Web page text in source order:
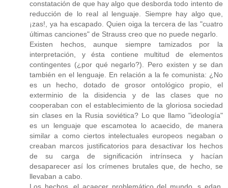
constatación de que hay algo que desborda todo intento de
reducción de lo real al lenguaje. Siempre hay algo que,
¡zas!, ya ha escapado. Quien oiga la tercera de las "cuatro
últimas canciones" de Strauss creo que no puede negarlo.
Existen hechos, aunque siempre tamizados por la
interpretación, y ésta contiene multitud de elementos
contingentes (¿por qué negarlo?). Pero existen y se dan
también en el lenguaje. En relación a la fe comunista: ¿No
es un hecho, dotado de grosor ontológico propio, el
exterminio de la disidencia y de las clases que no
cooperaban con el establecimiento de la gloriosa sociedad
sin clases en la Rusia soviética? Lo que llamo "ideología"
es un lenguaje que escamotea lo acaecido, de manera
similar a como ciertos intelectuales europeos negaban o
creaban marcos justificatorios para desactivar los hechos
de su carga de significación intrínseca y hacían
desaparecer así los crímenes brutales que, de hecho, se
llevaban a cabo.